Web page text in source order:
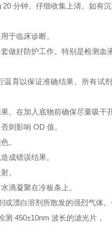
分钟。仔细收集上清。如有沉
于临床诊断。
做好防护工作。特别是检测
温育以保证准确结果。所有
。在加入底物前确保尽量吸干
则影响 OD 值。
。
成错误结果。
。
滴凝聚在冷板条上。
或漂白溶剂所散发的强烈气体
450±10nm 波长的滤光片，